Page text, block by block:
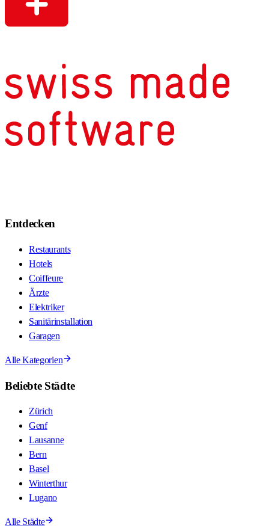
Entdecken
Restaurants
Hotels
Coiffeure
Ärzte
Elektriker
Sanitärinstallation
Garagen
Alle Kategorien
Beliebte Städte
Zürich
Genf
Lausanne
Bern
Basel
Winterthur
Lugano
Alle Städte